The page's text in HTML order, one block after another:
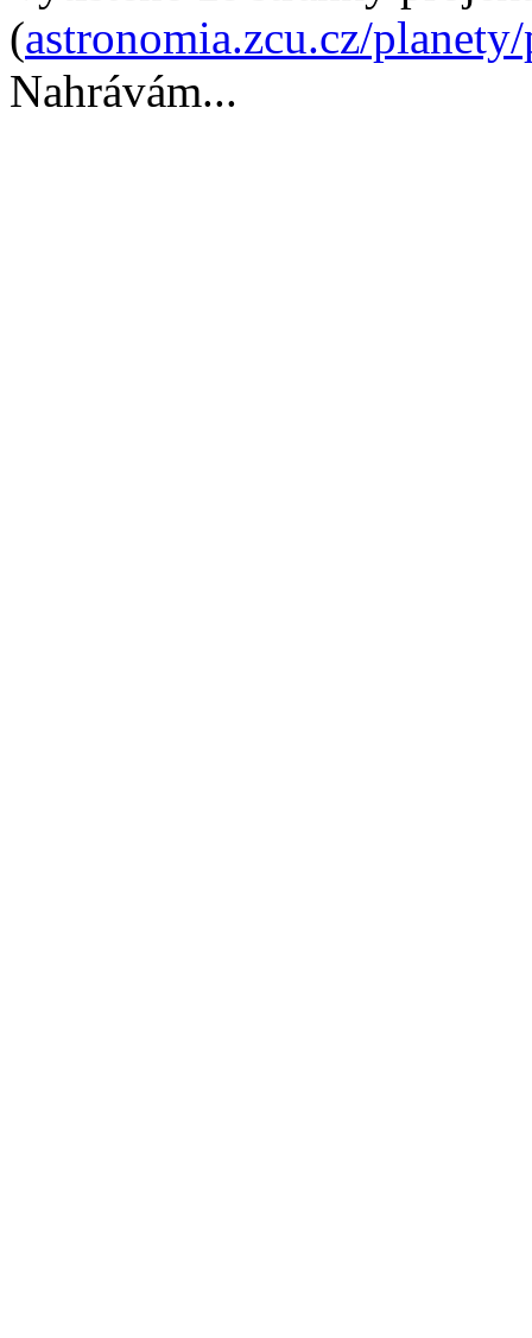
(astronomia.zcu.cz/
Nahrávám...